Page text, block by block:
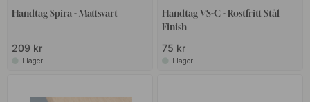
Handtag Spira - Mattsvart
209 kr
I lager
Handtag VS-C - Rostfritt Stål
Finish
75 kr
I lager